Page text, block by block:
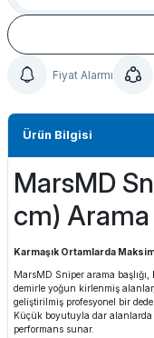
Fiyat Alarmı
Ürün Bilgisi
MarsMD
cm) Arama
Karmaşık Ortamlarda
MarsMD Sniper arama başlığı,
demirle yoğun kirlenmiş
geliştirilmiş profesyonel bir
Küçük boyutuyla dar alanlarda
performans sunar.